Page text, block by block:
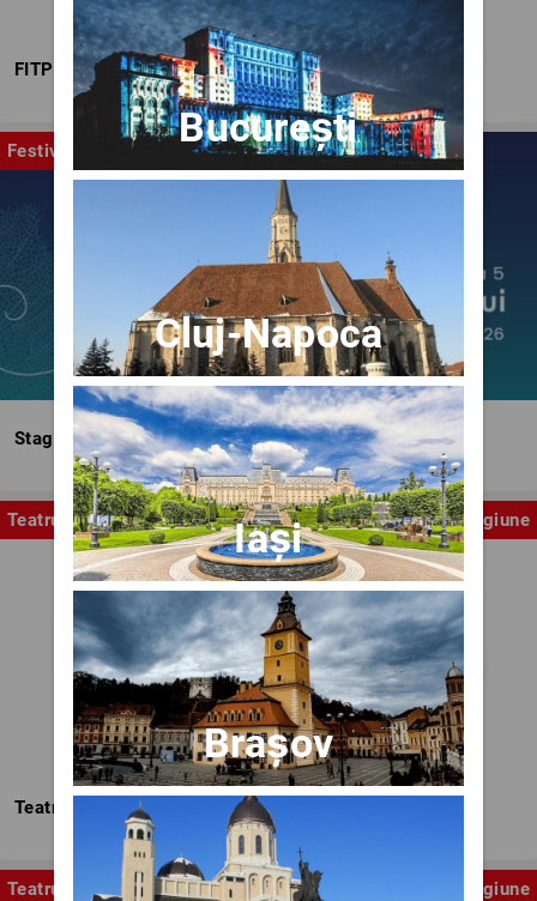
FITPTI
Festival
Stagiunea Estivală a Artelor Spectacolului
Teatru Stagiune
Teatrul Nottara
Teatru Stagiune
București
Cluj-Napoca
Iași
Brașov